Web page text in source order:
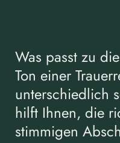
Was passt zu
Ton einer
unterschiedlich
hilft Ihnen, die
stimmigen